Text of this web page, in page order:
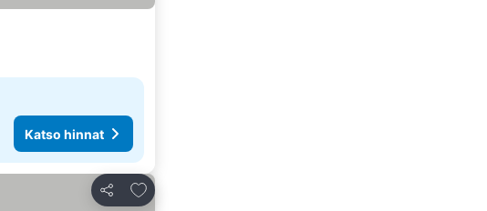
Katso hinnat
Jaa
Lisää suosikkeihin